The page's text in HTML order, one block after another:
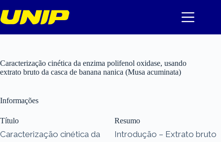
para
o
Caracterização cinética da enzima polifenol oxidase, usando
extrato bruto da casca de banana nanica (Musa acuminata)
Informações
Título
Caracterização cinética da
Resumo
Introdução – Extrato bruto